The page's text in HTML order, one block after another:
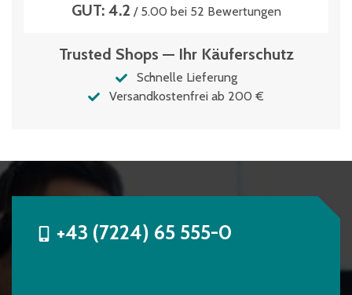
GUT: 4.2 / 5.00 bei 52 Bewertungen
Trusted Shops — Ihr Käuferschutz
Schnelle Lieferung
Versandkostenfrei ab 200 €
+43 (7224) 65 555-0